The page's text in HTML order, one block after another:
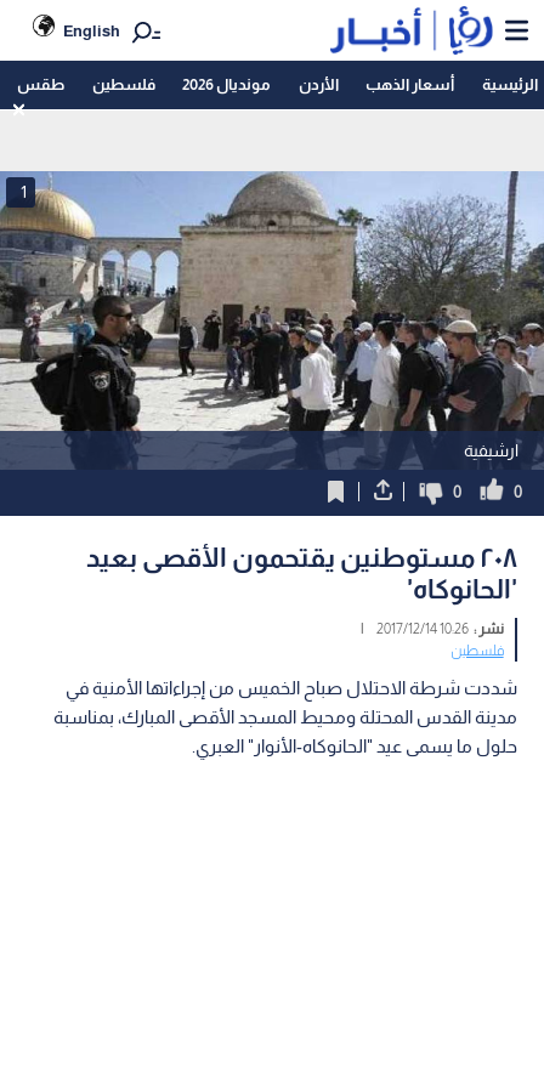
English
الرئيسية أسعار الذهب الأردن مونديال 2026 فلسطين طقس
ارشيفية
1
0
0
٢٠٨ مستوطنين يقتحمون الأقصى بعيد
'الحانوكاه'
نشر :10:26 2017/12/14
|
فلسطين
شددت شرطة الاحتلال صباح الخميس من إجراءاتها الأمنية في
مدينة القدس المحتلة ومحيط المسجد الأقصى المبارك، بمناسبة
حلول ما يسمى عيد "الحانوكاه-الأنوار" العبري.